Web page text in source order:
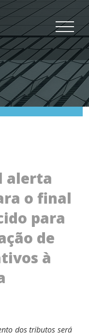
alerta
o final
para
de
à
dos tributos será